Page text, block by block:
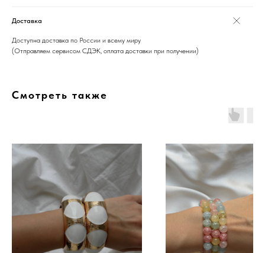
Доставка
Доступна доставка по России и всему миру
(Отправляем сервисом СДЭК, оплата доставки при получении)
Смотреть также